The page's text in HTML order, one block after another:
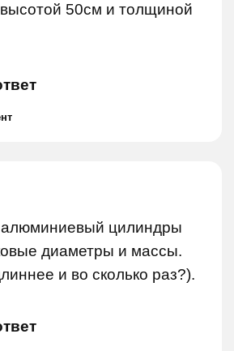
50см и толщиной
цилиндры
диаметры и массы.
и во сколько раз?).